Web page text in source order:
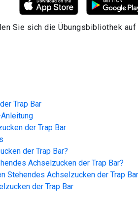
Sie sich die Übungsbibliothek auf
Trap Bar
der Trap Bar
der Trap Bar?
Achselzucken der Trap Bar?
Stehendes Achselzucken der Trap Bar
der Trap Bar